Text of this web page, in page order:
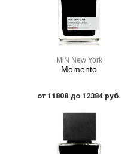
MiN New York
Momento
от 11808 до 12384 руб.